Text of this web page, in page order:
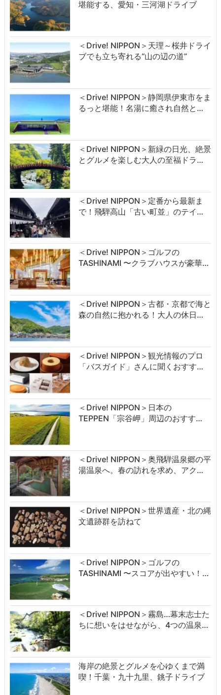
堪能する、愛知・三河湖ドライブ
＜Drive! NIPPON＞天理～桜井ドライ
ブでも立ち寄れる“山の辺の道”
＜Drive! NIPPON＞静岡県伊東市をま
るっと堪能！名湯に癒され自然と…
＜Drive! NIPPON＞新緑の日光、絶景
とグルメを楽しむ大人の至福ドラ…
＜Drive! NIPPON＞定番から最新ま
で！飛騨高山「古い町並」のテイ…
＜Drive! NIPPON＞ゴルフの
TASHINAMI 〜クラブハウスが豪華…
＜Drive! NIPPON＞古都・京都で海と
森の自然に抱かれる！大人の休日…
＜Drive! NIPPON＞観光情報のプロ
「バスガイド」さんに聞くおすす…
＜Drive! NIPPON＞日本の
TEPPEN「宗谷岬」周辺のおすす…
＜Drive! NIPPON＞奥飛騨温泉郷の平
湯温泉へ。春の訪れを求め、アク…
＜Drive! NIPPON＞世界遺産・北の縄
文遺跡群を訪ねて
＜Drive! NIPPON＞ゴルフの
TASHINAMI 〜スコアが出やすい！…
＜Drive! NIPPON＞霧島…幕末志士た
ちに想いをはせながら、4つの温泉…
海岸の絶景とグルメを心ゆくまで満
喫！千葉・九十九里、銚子ドライブ